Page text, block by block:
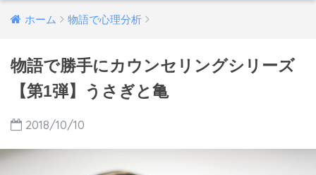
ホーム 物語で心理分析
物語で勝手にカウンセリングシリーズ
【第1弾】うさぎと亀
2018/10/10